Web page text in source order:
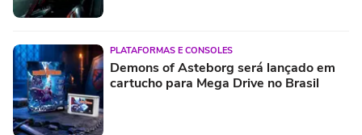
PLATAFORMAS E CONSOLES
Demons of Asteborg será lançado em
cartucho para Mega Drive no Brasil